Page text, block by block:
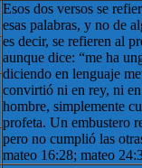
Esos dos versos se
esas palabras, y no de
es decir, se refieren al
aunque dice: “me ha
diciendo en lenguaje
convirtió ni en rey, ni
hombre, simplemente
profeta. Un embustero
pero no cumplió las
mateo 16:28; mateo